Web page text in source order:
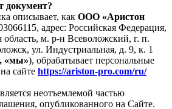
документ?
описывает, как ООО «Аристон
адрес: Российская Федерация,
область, м. р-н Всеволожский, г. п.
ул. Индустриальная, д. 9, к. 1
«мы»), обрабатывает персональные
сайте https://ariston-pro.com/ru/
неотъемлемой частью
опубликованного на Сайте.